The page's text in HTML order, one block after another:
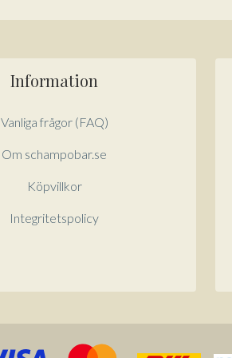
Information
Vanliga frågor (FAQ)
Om schampobar.se
Köpvillkor
Integritetspolicy